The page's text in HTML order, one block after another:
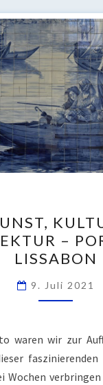
–
PORTO
UND
–
LISSABON
9. Juli 2021
waren wir zur
Wochen